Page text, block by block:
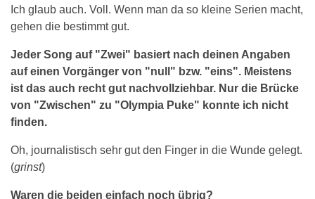
Ich glaub auch. Voll. Wenn man da so kleine Serien macht,
gehen die bestimmt gut.
Jeder Song auf "Zwei" basiert nach deinen Angaben
auf einen Vorgänger von "null" bzw. "eins". Meistens
ist das auch recht gut nachvollziehbar. Nur die Brücke
von "Zwischen" zu "Olympia Puke" konnte ich nicht
finden.
Oh, journalistisch sehr gut den Finger in die Wunde gelegt.
(grinst)
Waren die beiden einfach noch übrig?